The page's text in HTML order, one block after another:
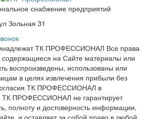
снабжение предприятий
Зольная 31
ТК ПРОФЕССИОНАЛ Все права
на Сайте материалы или
воспроизведены, использованы или
в целях извлечения прибыли без
ТК ПРОФЕССИОНАЛ в
ТК ПРОФЕССИОНАЛ не гарантирует
полноту и достоверность информации,
и оставляет за собой право в любой